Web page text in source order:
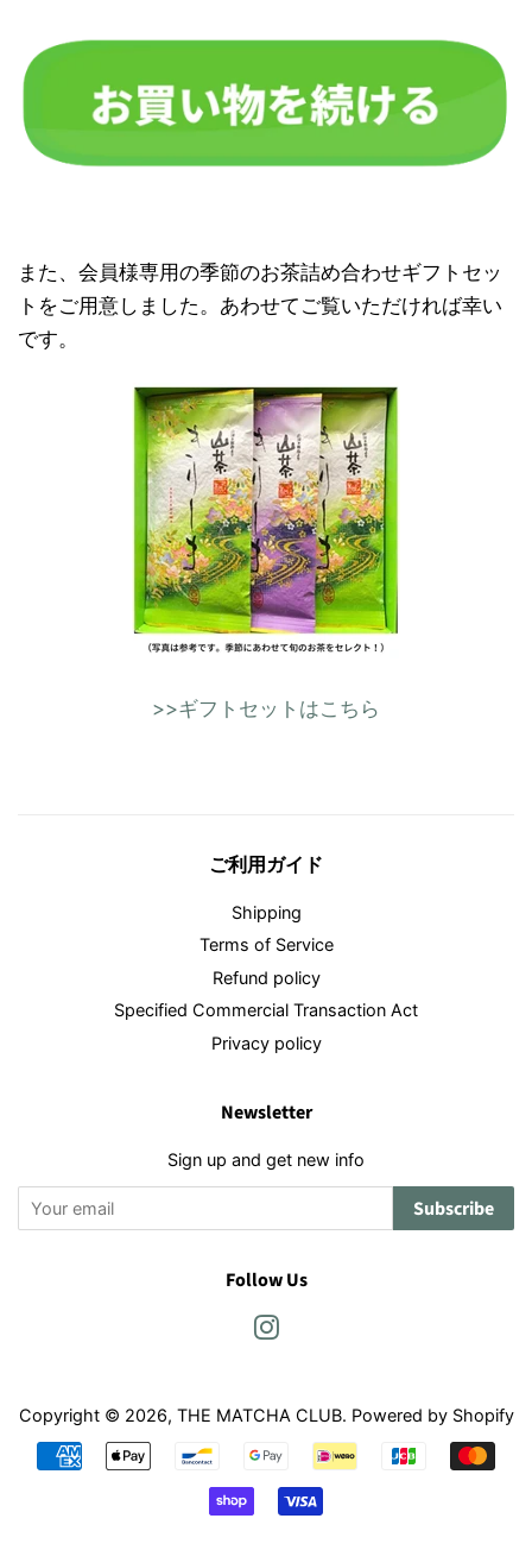
また、会員様専用の季節のお茶詰め合わせギフトセッ
トをご用意しました。あわせてご覧いただければ幸い
です。
>>ギフトセットはこちら
ご利用ガイド
Shipping
Terms of Service
Refund policy
Specified Commercial Transaction Act
Privacy policy
Newsletter
Sign up and get new info
Subscribe
Follow Us
Copyright © 2026, THE MATCHA CLUB. Powered by Shopify
Payment
icons